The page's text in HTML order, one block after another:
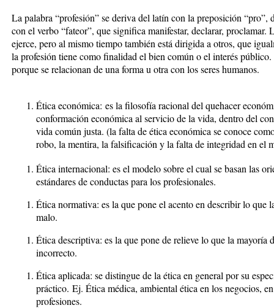
La palabra “profesión” se deriva del latín con la preposición “pro”,
con el verbo “fateor”, que significa manifestar, declarar, proclamar.
ejerce, pero al mismo tiempo también está dirigida a otros, que
la profesión tiene como finalidad el bien común o el interés
porque se relacionan de una forma u otra con los seres humanos.
Ética económica: es la filosofía racional del quehacer
conformación económica al servicio de la vida, dentro del
vida común justa. (la falta de ética económica se conoce
robo, la mentira, la falsificación y la falta de integridad en el
Ética internacional: es el modelo sobre el cual se basan las
estándares de conductas para los profesionales.
Ética normativa: es la que pone el acento en describir lo que
malo.
Ética descriptiva: es la que pone de relieve lo que la mayoría
incorrecto.
Ética aplicada: se distingue de la ética en general por su
práctico. Ej. Ética médica, ambiental ética en los negocios,
profesiones.